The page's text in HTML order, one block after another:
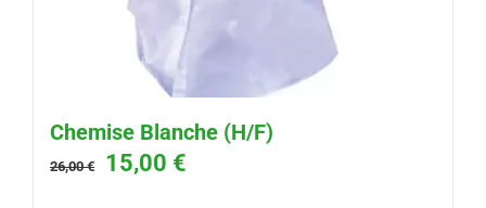
Chemise Blanche (H/F)
26,00€
Le
15,00 €